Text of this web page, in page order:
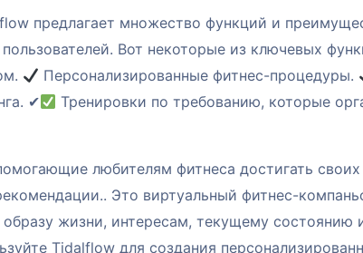
предлагает множество функций и
Вот некоторые из ключевых
Персонализированные фитнес-процедуры.
✔
Тренировки по требованию, которые
любителям фитнеса достигать своих
Это виртуальный фитнес-
образу жизни, интересам, текущему состоянию
Tidalflow для создания